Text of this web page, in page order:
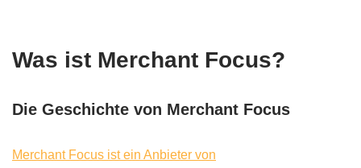
Was ist Merchant Focus?
Die Geschichte von Merchant Focus
Merchant Focus ist ein Anbieter von